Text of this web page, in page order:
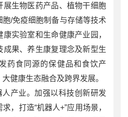
展生物医药产品、植物干细胞
/免疫细胞制备与存储等技术
实验室和生命健康产业园，
成果、养生康复理念及新型生
药食同源的保健品和食饮产
健康生态融合及跨界发展。
产业。加强以科技创新研发
，打造“机器人+”应用场景，